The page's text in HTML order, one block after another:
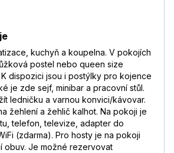
kuchyň a koupelna. V pokojích
postel nebo queen size
dispozici jsou i postýlky pro kojence
je zde sejf, minibar a pracovní stůl.
ledničku a varnou konvici/kávovar.
žehlení a žehlič kalhot. Na pokoji je
telefon, televize, adapter do
(zdarma). Pro hosty je na pokoji
obuv. Je možné rezervovat